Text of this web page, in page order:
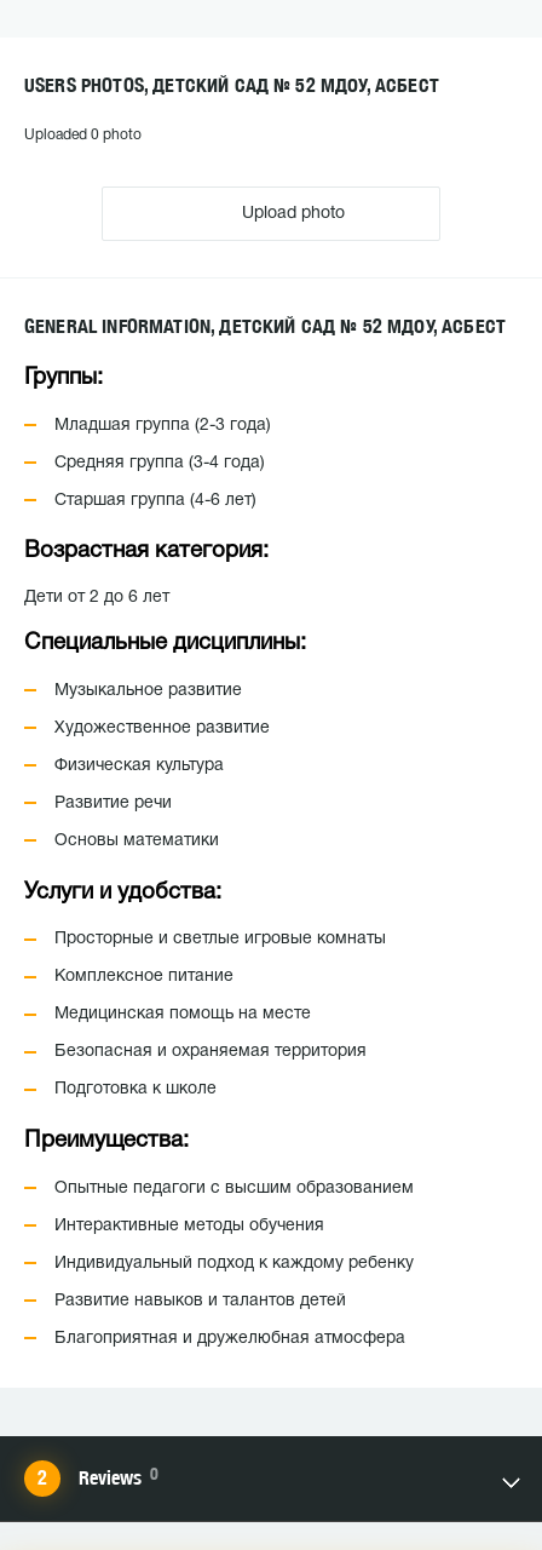
USERS PHOTOS, ДЕТСКИЙ САД № 52 МДОУ, АСБЕСТ
Uploaded 0 photo
Upload photo
GENERAL INFORMATION, ДЕТСКИЙ САД № 52 МДОУ, АСБЕСТ
Группы:
Младшая группа (2-3 года)
Средняя группа (3-4 года)
Старшая группа (4-6 лет)
Возрастная категория:
Дети от 2 до 6 лет
Специальные дисциплины:
Музыкальное развитие
Художественное развитие
Физическая культура
Развитие речи
Основы математики
Услуги и удобства:
Просторные и светлые игровые комнаты
Комплексное питание
Медицинская помощь на месте
Безопасная и охраняемая территория
Подготовка к школе
Преимущества:
Опытные педагоги с высшим образованием
Интерактивные методы обучения
Индивидуальный подход к каждому ребенку
Развитие навыков и талантов детей
Благоприятная и дружелюбная атмосфера
Reviews 0